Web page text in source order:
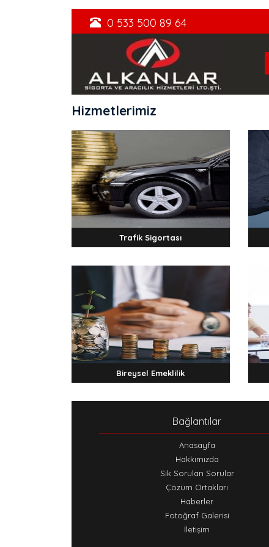
0 533 500 89 64
Hizmetlerimiz
Trafik Sigortası
Bireysel Emeklilik
Bağlantılar
Anasayfa
Hakkımızda
Sık Sorulan Sorular
Çözüm Ortakları
Haberler
Fotoğraf Galerisi
İletişim